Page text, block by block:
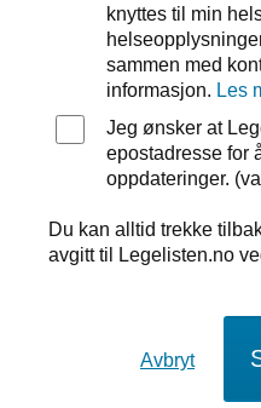
knyttes til min
sammen med
informasjon. Les
Jeg ønsker at
epostadresse for
oppdateringer.
Du kan alltid trekke
avgitt til Legelisten.no
Avbryt